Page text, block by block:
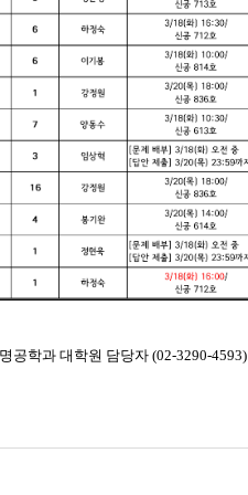
공학과 대학원 담당자 (02-3290-4593)